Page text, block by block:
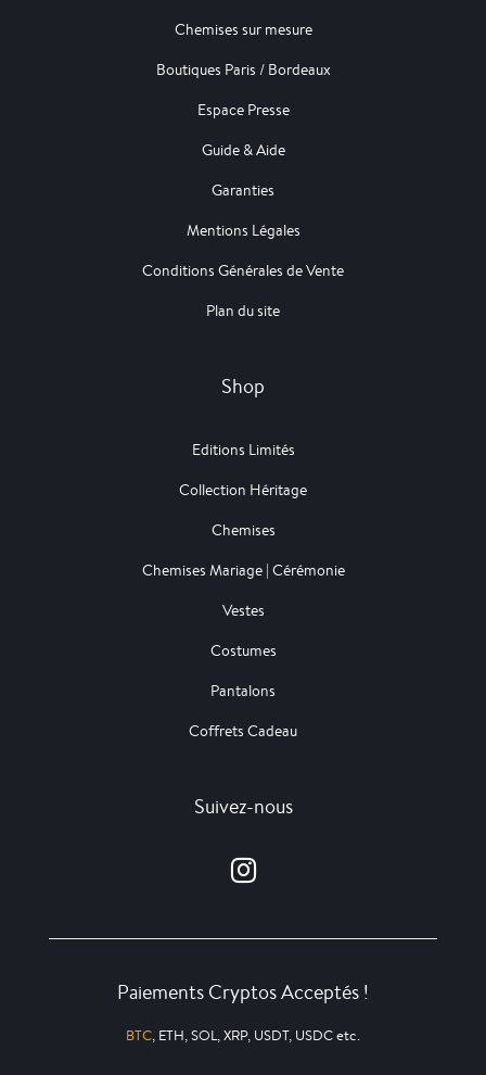
Chemises sur mesure
Boutiques Paris / Bordeaux
Espace Presse
Guide & Aide
Garanties
Mentions Légales
Conditions Générales de Vente
Plan du site
Shop
Editions Limités
Collection Héritage
Chemises
Chemises Mariage | Cérémonie
Vestes
Costumes
Pantalons
Coffrets Cadeau
Suivez-nous
Paiements Cryptos Acceptés !
BTC, ETH, SOL, XRP, USDT, USDC etc.